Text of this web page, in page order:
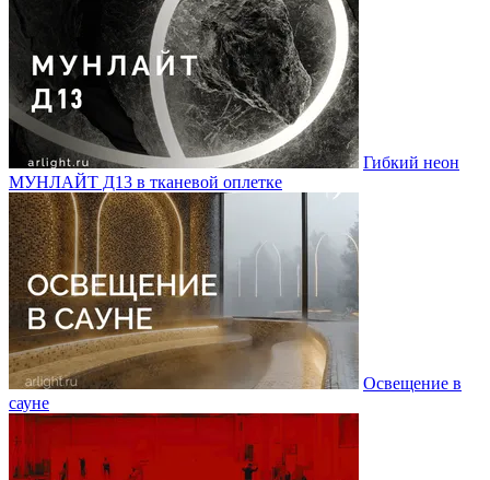
Гибкий неон
МУНЛАЙТ Д13 в тканевой оплетке
Освещение в
сауне